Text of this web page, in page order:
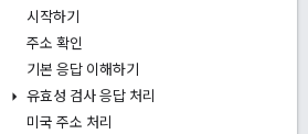
시작하기
주소 확인
기본 응답 이해하기
유효성 검사 응답 처리
미국 주소 처리